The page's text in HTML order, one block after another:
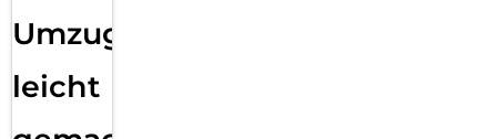
Umzug
leicht